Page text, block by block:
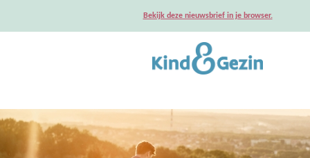
Bekijk deze nieuwsbrief in je browser.